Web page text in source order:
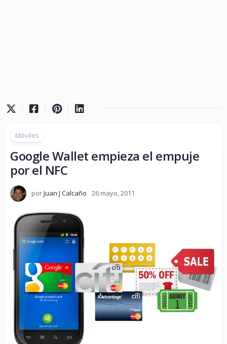
Móviles
Google Wallet empieza el empuje
por el NFC
porJuan J Calcaño 26 mayo, 2011